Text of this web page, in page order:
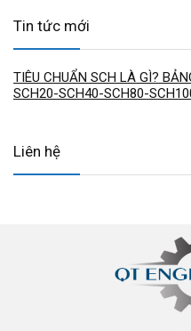
Tin tức mới
TIÊU CHUẨN SCH LÀ GÌ?
SCH20-SCH40-SCH80-
Liên hệ